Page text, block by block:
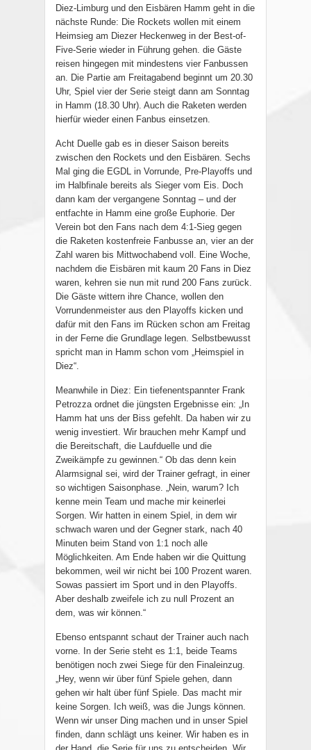
Diez-Limburg und den Eisbären Hamm geht in die
nächste Runde: Die Rockets wollen mit einem
Heimsieg am Diezer Heckenweg in der Best-of-
Five-Serie wieder in Führung gehen. die Gäste
reisen hingegen mit mindestens vier Fanbussen
an. Die Partie am Freitagabend beginnt um 20.30
Uhr, Spiel vier der Serie steigt dann am Sonntag
in Hamm (18.30 Uhr). Auch die Raketen werden
hierfür wieder einen Fanbus einsetzen.
Acht Duelle gab es in dieser Saison bereits
zwischen den Rockets und den Eisbären. Sechs
Mal ging die EGDL in Vorrunde, Pre-Playoffs und
im Halbfinale bereits als Sieger vom Eis. Doch
dann kam der vergangene Sonntag – und der
entfachte in Hamm eine große Euphorie. Der
Verein bot den Fans nach dem 4:1-Sieg gegen
die Raketen kostenfreie Fanbusse an, vier an der
Zahl waren bis Mittwochabend voll. Eine Woche,
nachdem die Eisbären mit kaum 20 Fans in Diez
waren, kehren sie nun mit rund 200 Fans zurück.
Die Gäste wittern ihre Chance, wollen den
Vorrundenmeister aus den Playoffs kicken und
dafür mit den Fans im Rücken schon am Freitag
in der Ferne die Grundlage legen. Selbstbewusst
spricht man in Hamm schon vom „Heimspiel in
Diez“.
Meanwhile in Diez: Ein tiefenentspannter Frank
Petrozza ordnet die jüngsten Ergebnisse ein: „In
Hamm hat uns der Biss gefehlt. Da haben wir zu
wenig investiert. Wir brauchen mehr Kampf und
die Bereitschaft, die Laufduelle und die
Zweikämpfe zu gewinnen.“ Ob das denn kein
Alarmsignal sei, wird der Trainer gefragt, in einer
so wichtigen Saisonphase. „Nein, warum? Ich
kenne mein Team und mache mir keinerlei
Sorgen. Wir hatten in einem Spiel, in dem wir
schwach waren und der Gegner stark, nach 40
Minuten beim Stand von 1:1 noch alle
Möglichkeiten. Am Ende haben wir die Quittung
bekommen, weil wir nicht bei 100 Prozent waren.
Sowas passiert im Sport und in den Playoffs.
Aber deshalb zweifele ich zu null Prozent an
dem, was wir können.“
Ebenso entspannt schaut der Trainer auch nach
vorne. In der Serie steht es 1:1, beide Teams
benötigen noch zwei Siege für den Finaleinzug.
„Hey, wenn wir über fünf Spiele gehen, dann
gehen wir halt über fünf Spiele. Das macht mir
keine Sorgen. Ich weiß, was die Jungs können.
Wenn wir unser Ding machen und in unser Spiel
finden, dann schlägt uns keiner. Wir haben es in